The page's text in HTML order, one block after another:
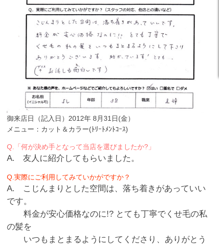
御来店日（記入日）2012年 8月31日(金）
メニュー：カット＆カラー(ﾄﾘｰﾄﾒﾝﾄｺｰｽ)
Q.「何が決め手となって当店を選びましたか?」
A. 友人に紹介してもらいました。
Q.実際にご利用してみていかがですか？
A. こじんまりとした空間は、落ち着きがあっていい
です。
料金が安心価格なのに!? とても丁寧でくせ毛の私
の髪を
いつもまとまるようにしてくださり、ありがとう